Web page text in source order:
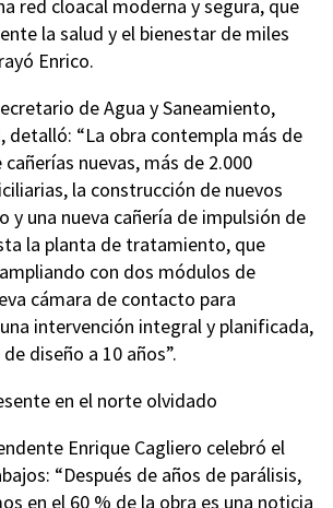
red cloacal moderna y segura, que
la salud y el bienestar de miles
Enrico.
de Agua y Saneamiento,
detalló: “La obra contempla más de
nuevas, más de 2.000
la construcción de nuevos
y una nueva cañería de impulsión de
la planta de tratamiento, que
con dos módulos de
cámara de contacto para
intervención integral y planificada,
diseño a 10 años”.
en el norte olvidado
Enrique Cagliero celebró el
“Después de años de parálisis,
en el 60 % de la obra es una noticia